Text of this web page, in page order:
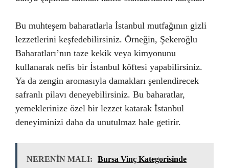
Bu muhteşem baharatlarla İstanbul mutfağının gizli
lezzetlerini keşfedebilirsiniz. Örneğin, Şekeroğlu
Baharatları’nın taze kekik veya kimyonunu
kullanarak nefis bir İstanbul köftesi yapabilirsiniz.
Ya da zengin aromasıyla damakları şenlendirecek
safranlı pilavı deneyebilirsiniz. Bu baharatlar,
yemeklerinize özel bir lezzet katarak İstanbul
deneyiminizi daha da unutulmaz hale getirir.
NERENİN MALI:
Bursa Vinç Kategorisinde